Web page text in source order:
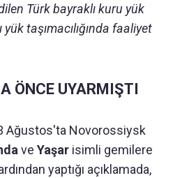
Türk bayraklı kuru yük
taşımacılığında faaliyet
ÖNCE UYARMIŞTI
3 Ağustos'ta Novorossiysk
ve Yaşar isimli gemilere
yaptığı açıklamada,